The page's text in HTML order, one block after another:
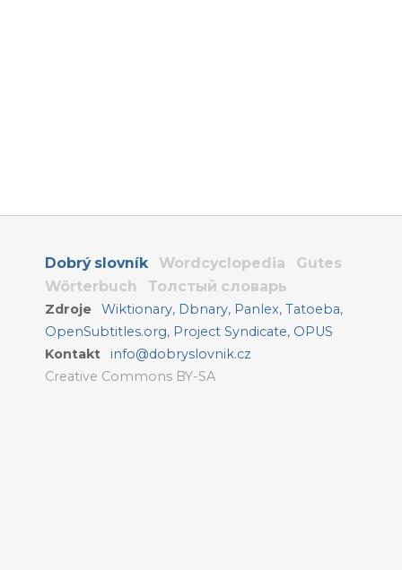
Dobrý slovník Wordcyclopedia
Gutes
Wörterbuch
Толстый словарь
Zdroje Wiktionary, Dbnary, Panlex,Tatoeba,
OpenSubtitles.org, Project Syndicate, OPUS
Kontakt
info@dobryslovnik.cz
Creative Commons BY-SA